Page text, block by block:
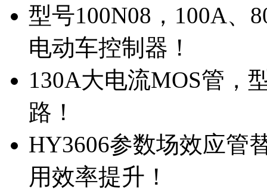
型号100N08，100A、
电动车控制器！
130A大电流MOS管，
路！
HY3606参数场效应管
用效率提升！